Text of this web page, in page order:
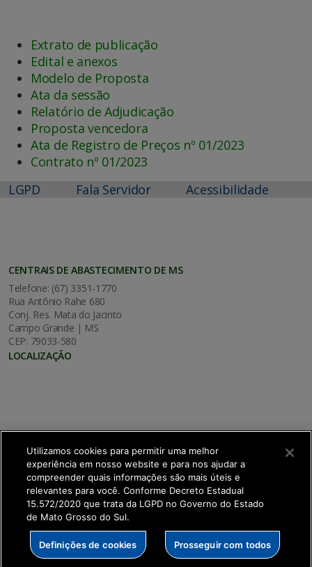
Extrato de publicação
Edital e anexos
Modelo de Proposta
Ata da sessão
Relatório de Adjudicação
Proposta vencedora
Ata de Registro de Preços nº 01/2023
Contrato nº 01/2023
LGPD
Fala Servidor Acessibilidade
CENTRAIS DE ABASTECIMENTO DE MS
Telefone: (67) 3351-1770
Rua Antônio Rahe 680
Conj. Res. Mata do Jacinto
Campo Grande | MS
CEP: 79033-580
LOCALIZAÇÃO
SETDIG | Secretaria-Executiva de Transformação
Digital
Utilizamos cookies para permitir uma melhor
experiência em nosso website e para nos ajudar a
compreender quais informações são mais úteis e
relevantes para você. Conforme Decreto Estadual
15.572/2020 que trata da LGPD no Governo do Estado
de Mato Grosso do Sul.
Definições de cookies Prosseguir com todos